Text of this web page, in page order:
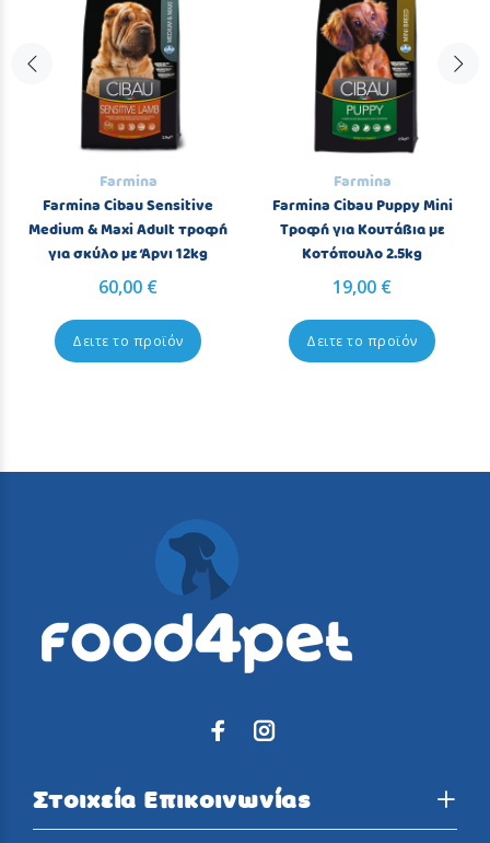
Farmina
Farmina Cibau Sensitive
Medium & Maxi Adult τροφή
για σκύλο με Άρνι 12kg
60,00 €
Δειτε το προϊόν
Farmina
Farmina Cibau Puppy Mini
Τροφή για Κουτάβια με
Κοτόπουλο 2.5kg
19,00 €
Δειτε το προϊόν
Στοιχεία Επικοινωνίας